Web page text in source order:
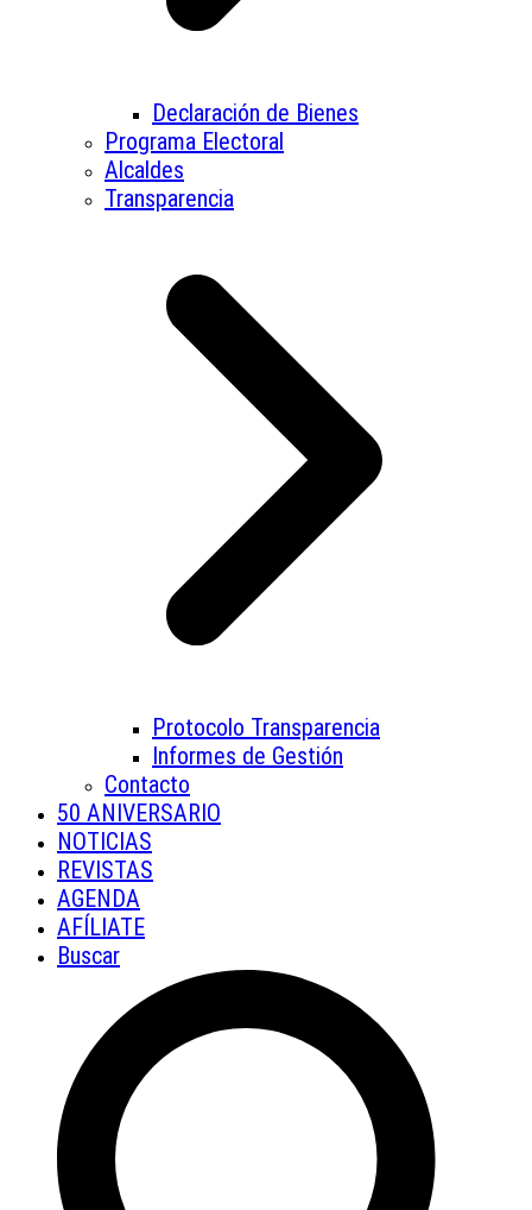
Declaración de Bienes
Programa Electoral
Alcaldes
Transparencia
Protocolo Transparencia
Informes de Gestión
Contacto
50 ANIVERSARIO
NOTICIAS
REVISTAS
AGENDA
AFÍLIATE
Buscar